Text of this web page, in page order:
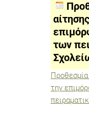
την
επιμόρφωση
εκπ/
κων
Σχολείων
των
την